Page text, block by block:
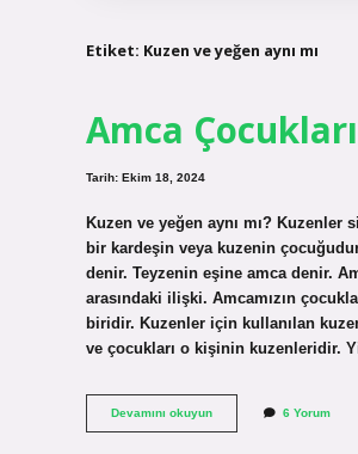
Etiket: Kuzen ve yeğen aynı mı
Amca
Tarih: Ekim 18, 2024
Kuzen ve yeğen aynı mı?
bir kardeşin veya kuzenin
denir. Teyzenin eşine amca denir.
arasındaki ilişki. Amcamızın
biridir. Kuzenler için kullanılan
ve çocukları o kişinin kuzenleridir.
Devamını okuyunAmca
Çocuklarına
6 Yorum